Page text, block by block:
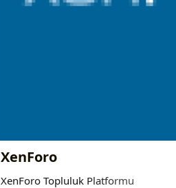
XenForo
XenForo Topluluk Platformu